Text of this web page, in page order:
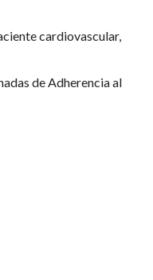
cardiovascular,
de Adherencia al